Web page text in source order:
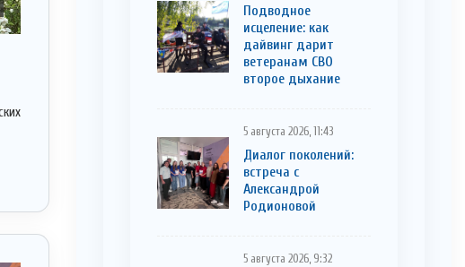
Подводное
исцеление: как
дайвинг дарит
ветеранам СВО
второе дыхание
5 августа 2026, 11:43
Диалог поколений:
встреча с
Александрой
Родионовой
5 августа 2026, 9:32